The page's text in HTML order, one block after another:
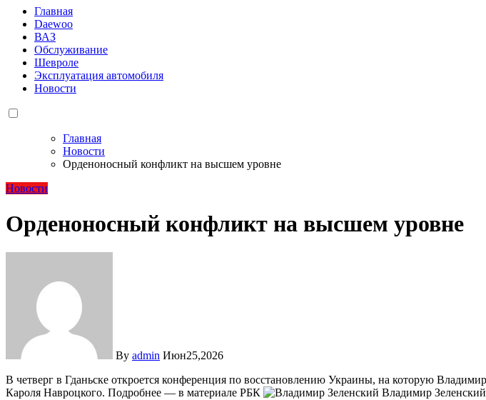
Главная
Daewoo
ВАЗ
Обслуживание
Шевроле
Эксплуатация автомобиля
Новости
Главная
Новости
Орденоносный конфликт на высшем уровне
Новости
Орденоносный конфликт на высшем уровне
By admin Июн25,2026
В четверг в Гданьске откроется конференция по восстановлению Украины, на которую Владимир Зеленский отказался приехать. Он также обрушился с критикой на президента Польши
Кароля Навроцкого. Подробнее — в материале РБК
Владимир Зеленский